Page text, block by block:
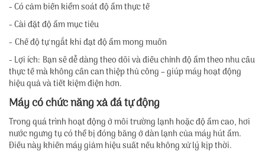
- Có cảm biến kiểm soát độ ẩm thực tế
- Cài đặt độ ẩm mục tiêu
- Chế độ tự ngắt khi đạt độ ẩm mong muốn
- Lợi ích: Bạn sẽ dễ dàng theo dõi và điều chỉnh độ ẩm theo nhu cầu
thực tế mà không cần can thiệp thủ công – giúp máy hoạt động
hiệu quả và tiết kiệm điện hơn.
Máy có chức năng xả đá tự động
Trong quá trình hoạt động ở môi trường lạnh hoặc độ ẩm cao, hơi
nước ngưng tụ có thể bị đóng băng ở dàn lạnh của máy hút ẩm.
Điều này khiến máy giảm hiệu suất nếu không xử lý kịp thời.